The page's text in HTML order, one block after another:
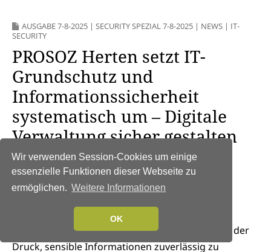
Wir verwenden Session-Cookies um einige
essenzielle Funktionen dieser Webseite zu
ermöglichen. Weitere Informationen
OK
AUSGABE 7-8-2025 | SECURITY SPEZIAL 7-8-2025 | NEWS | IT-
SECURITY
PROSOZ Herten setzt IT-
Grundschutz und
Informationssicherheit
systematisch um – Digitale
Verwaltung sicher gestalten
27. August 2025
Ob digitale Bauanträge,
kommunale Verwaltungen arbeiten zunehmend
datenbasiert. Gerade aus diesem Grund wächst der
Druck, sensible Informationen zuverlässig zu